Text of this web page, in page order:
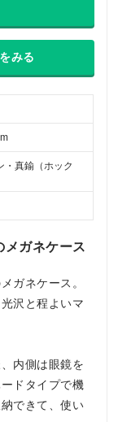
みる
・真鍮（ホック
メガネケース
ガネケース。
沢と程よいマ
内側は眼鏡を
ドタイプで機
できて、使い